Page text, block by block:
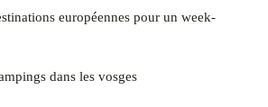
européennes pour un week-
dans les vosges